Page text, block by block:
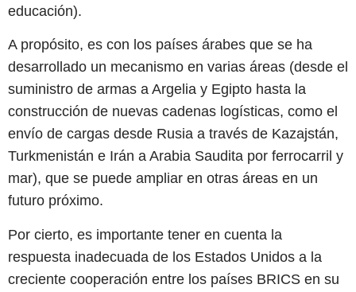
educación).
A propósito, es con los países árabes que se ha
desarrollado un mecanismo en varias áreas (desde el
suministro de armas a Argelia y Egipto hasta la
construcción de nuevas cadenas logísticas, como el
envío de cargas desde Rusia a través de Kazajstán,
Turkmenistán e Irán a Arabia Saudita por ferrocarril y
mar), que se puede ampliar en otras áreas en un
futuro próximo.
Por cierto, es importante tener en cuenta la
respuesta inadecuada de los Estados Unidos a la
creciente cooperación entre los países BRICS en su